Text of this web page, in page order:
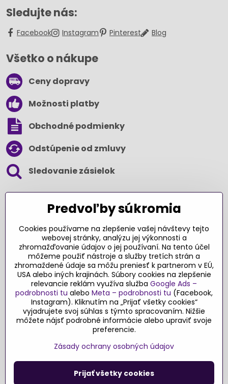
Sledujte nás:
Facebook Instagram Pinterest Blog
Všetko o nákupe
Ceny dopravy
Možnosti platby
Obchodné podmienky
Odstúpenie od zmluvy
Sledovanie zásielok
Ďakujeme za podporu
Sme slovenský e-shop​. Fungujeme len
vďaka vám – rodičom a všetkým, ktorí veria
v poctivý výber kvalitných hračiek s
pridanou hodnotou​. Každý nákup na
Originalnehracky​.sk je pre nás podporou a
motiváciou prinášať hračky a produkty,
ktoré majú zmysel​.
©2026Copyright
Predvoľby súkromiaZásady ochrany osobných údajov
Predvoľby súkromia
Cookies používame na zlepšenie vašej návštevy tejto
webovej stránky, analýzu jej výkonnosti a
zhromažďovanie údajov o jej používaní. Na tento účel
môžeme použiť nástroje a služby tretích strán a
zhromaždené údaje sa môžu preniesť k partnerom v EÚ,
USA alebo iných krajinách. Súbory cookies na zlepšenie
relevancie reklám využíva služba Google Ads –
podrobnosti tu alebo Meta – podrobnosti tu (Facebook,
Instagram). Kliknutím na „Prijať všetky cookies“
vyjadrujete svoj súhlas s týmto spracovaním. Nižšie
môžete nájsť podrobné informácie alebo upraviť svoje
preferencie.
Zásady ochrany osobných údajov
Prijať všetky cookies